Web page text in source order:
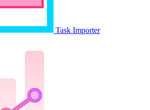
Task Importer